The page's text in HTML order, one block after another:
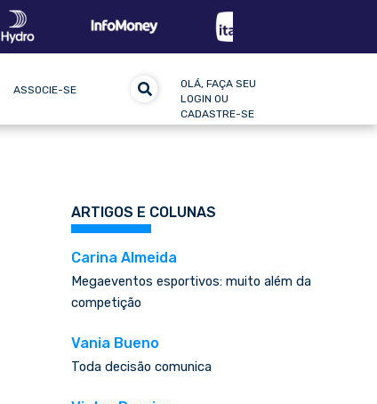
ASSOCIE-SE
OLÁ, FAÇA SEU
LOGIN OU
CADASTRE-SE
ARTIGOS E COLUNAS
Carina Almeida
Megaeventos esportivos: muito além da
competição
Vania Bueno
Toda decisão comunica